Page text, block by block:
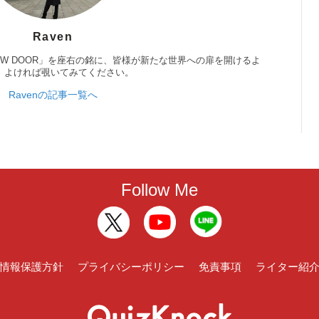
Raven
DOOR」を座右の銘に、皆様が新たな世界への扉を開けるよ
ければ覗いてみてください。
Ravenの記事一覧へ
Follow Me
報保護方針 プライバシーポリシー 免責事項 ライター紹介